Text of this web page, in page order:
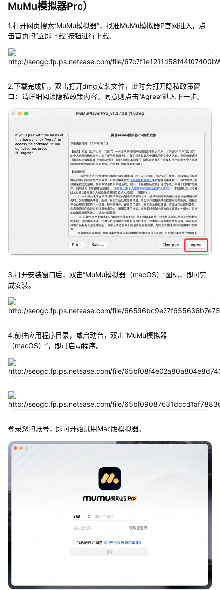
MuMu模拟器Pro）
1.打开网页搜索“MuMu模拟器”，找准MuMu模拟器P官网进入，点
击首页的“立即下载”按钮进行下载。
2.下载完成后，双击打开dmg安装文件，此时会打开隐私政策窗
口：请详细阅读隐私政策内容，同意则点击“Agree”进入下一步。
3.打开安装窗口后，双击“MuMu模拟器（macOS）”图标，即可完
成安装。
4.前往应用程序目录，或启动台，双击“MuMu模拟器
（macOS）”，即可启动程序。
登录您的账号，即可开始试用Mac版模拟器。